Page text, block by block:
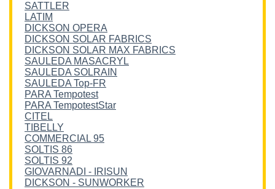
SATTLER
LATIM
DICKSON OPERA
DICKSON SOLAR FABRICS
DICKSON SOLAR MAX FABRICS
SAULEDA MASACRYL
SAULEDA SOLRAIN
SAULEDA Top-FR
PARA Tempotest
PARA TempotestStar
CITEL
TIBELLY
COMMERCIAL 95
SOLTIS 86
SOLTIS 92
GIOVARNADI - IRISUN
DICKSON - SUNWORKER